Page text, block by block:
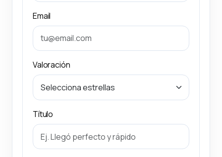
Email
Valoración
Título